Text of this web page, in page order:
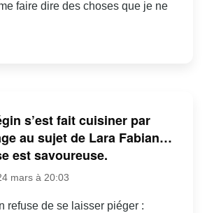
faire dire des choses que je ne
s’est fait cuisiner par
au sujet de Lara Fabian…
est savoureuse.
mars à 20:03
refuse de se laisser piéger :